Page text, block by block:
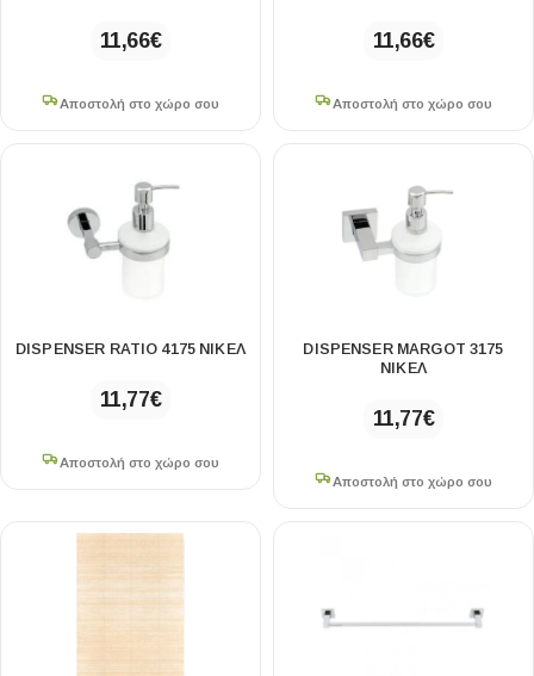
11,66€
Αποστολή στο χώρο σου
11,66€
Αποστολή στο χώρο σου
DISPENSER RATIO 4175 ΝΙΚΕΛ
11,77€
Αποστολή στο χώρο σου
DISPENSER MARGOT 3175
ΝΙΚΕΛ
11,77€
Αποστολή στο χώρο σου